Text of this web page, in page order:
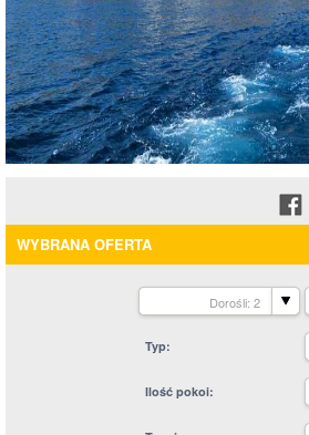
WYBRANA OFERTA
Dorośli: 2
Typ
Ilość pokoi